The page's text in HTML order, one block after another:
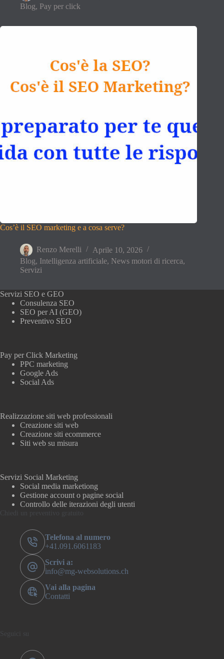
Blog, Pay per click
Cos’è il SEO marketing e a cosa serve?
Renzo Merelli
Aprile 10, 2026
Blog, Intelligenza artificiale, News motori di ricerca,
Servizi
Servizi SEO e GEO
Consulenza SEO
SEO per AI (GEO)
Preventivo SEO
Pay per Click Marketing
PPC marketing
Google Ads
Social Ads
Realizzazione siti web professionali
Creazione siti web
Creazione siti ecommerce
Siti web su misura
Servizi Social Marketing
Social media marketiong
Gestione account o pagine social
Controllo delle iterazioni degli utenti
Chiedi un preventivo gratuito
Telefona al numero
+41.091.6061183
Scrivi a:
info@mg-websolutions.ch
Vai alla pagina
Contatti
Seguici su